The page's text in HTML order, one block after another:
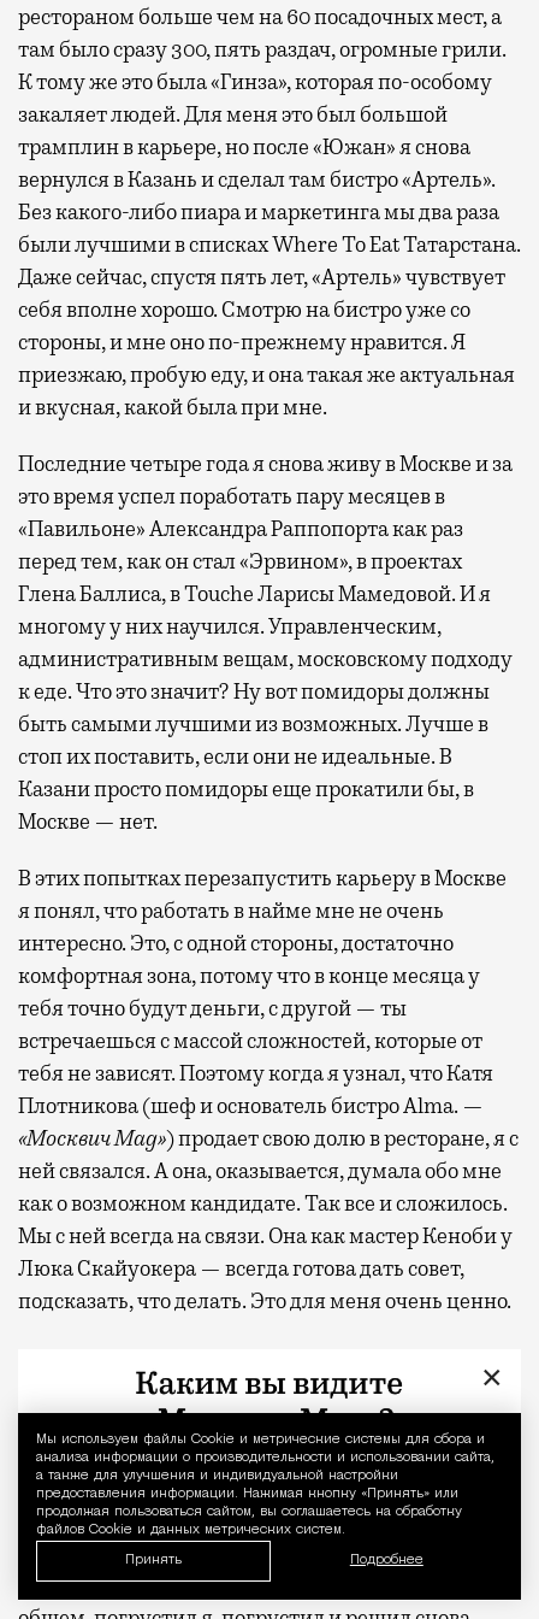
Уведомление
Мы используем файлы Сookie и метрические системы для сбора и
анализа информации о производительности и использовании сайта,
а также для улучшения и индивидуальной настройки
предоставления информации. Нажимая кнопку «Принять» или
продолжая пользоваться сайтом, вы соглашаетесь на обработку
файлов Cookie и данных метрических систем.
Принять Подробнее
несколько — в разных зонах воздушных
гаваней. На некоторых вокзалах — тоже.
Лаунжи доступны на Ленинградском,
Павелецком, Казанском, Ярославском
и Курском вокзалах.Попасть в бизнес-залы
могут держатели карт Mir Supreme. Причем
не только в столице. Всего доступно более
1000 бизнес-залов по всему миру.
рестораном больше чем на 60 посадочных мест, а
там было сразу 300, пять раздач, огромные грили.
К тому же это была «Гинза», которая по-особому
закаляет людей. Для меня это был большой
трамплин в карьере, но после «Южан» я снова
вернулся в Казань и сделал там бистро «Артель».
Без какого-либо пиара и маркетинга мы два раза
были лучшими в списках Where To Eat Татарстана.
Даже сейчас, спустя пять лет, «Артель» чувствует
себя вполне хорошо. Смотрю на бистро уже со
стороны, и мне оно по-прежнему нравится. Я
приезжаю, пробую еду, и она такая же актуальная
и вкусная, какой была при мне.
Последние четыре года я снова живу в Москве и за
это время успел поработать пару месяцев в
«Павильоне» Александра Раппопорта как раз
перед тем, как он стал «Эрвином», в проектах
Глена Баллиса, в Touche Ларисы Мамедовой. И я
многому у них научился. Управленческим,
административным вещам, московскому подходу
к еде. Что это значит? Ну вот помидоры должны
быть самыми лучшими из возможных. Лучше в
стоп их поставить, если они не идеальные. В
Казани просто помидоры еще прокатили бы, в
Москве — нет.
В этих попытках перезапустить карьеру в Москве
я понял, что работать в найме мне не очень
интересно. Это, с одной стороны, достаточно
комфортная зона, потому что в конце месяца у
тебя точно будут деньги, с другой — ты
встречаешься с массой сложностей, которые от
тебя не зависят. Поэтому когда я узнал, что Катя
Плотникова (шеф и основатель бистро Alma. —
«Москвич Mag») продает свою долю в ресторане, я с
ней связался. А она, оказывается, думала обо мне
как о возможном кандидате. Так все и сложилось.
Мы с ней всегда на связи. Она как мастер Кеноби у
Люка Скайуокера — всегда готова дать совет,
подсказать, что делать. Это для меня очень ценно.
назад, у меня слезы навернулись. Ем я крыло
индейки с кускусом и салатом и понимаю, что это
та самая еда, которую я раньше готовил без
оглядки. Без оглядки на тренды, на то, что
происходит вокруг, на начальство с его запросами.
Мне так обидно стало, что я такую еду больше не
готовлю, а пытаюсь подстроиться под кого-то! В
×